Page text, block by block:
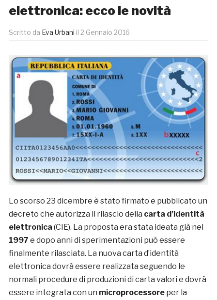
elettronica: ecco le novità
Scritto da Eva Urbani il 2 Gennaio 2016
Lo scorso 23 dicembre è stato firmato e pubblicato un
decreto che autorizza il rilascio della carta d’identità
elettronica (CIE). La proposta era stata ideata già nel
1997 e dopo anni di sperimentazioni può essere
finalmente rilasciata. La nuova carta d’identità
elettronica dovrà essere realizzata seguendo le
normali procedure di produzioni di carta valori e dovrà
essere integrata con un microprocessoreper la